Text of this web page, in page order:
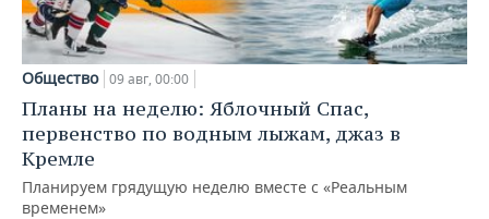
Общество 09 авг, 00:00
Планы на неделю: Яблочный Спас,
первенство по водным лыжам, джаз в
Кремле
Планируем грядущую неделю вместе с «Реальным
временем»